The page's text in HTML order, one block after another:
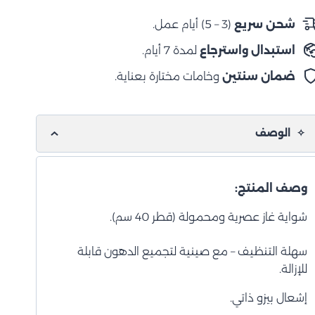
شحن سريع (3 – 5) أيام عمل.
استبدال واسترجاع لمدة 7 أيام.
ضمان سنتينوخامات مختارة بعناية.
الوصف
وصف المنتج:
شواية غاز عصرية ومحمولة (قطر 40 سم).
سهلة التنظيف – مع صينية لتجميع الدهون قابلة
للإزالة.
إشعال بيزو ذاتي.